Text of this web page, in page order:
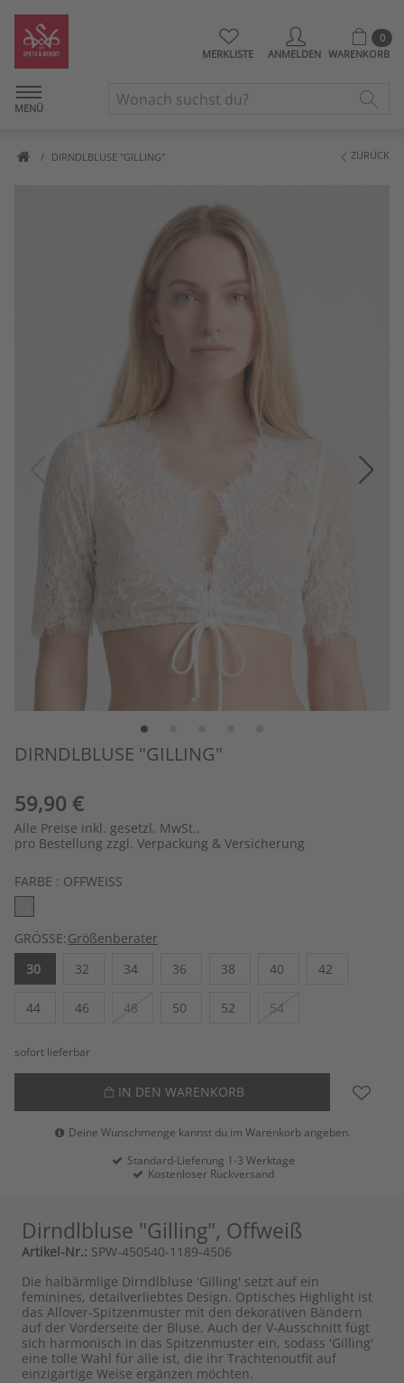
MERKLISTE ANMELDEN
0
WARENKORB
MENÜ
DIRNDLBLUSE "GILLING" ZURÜCK
Artikelbilder überspringen
DIRNDLBLUSE "GILLING"
59,90 €
Alle Preise inkl. gesetzl. MwSt.,
pro Bestellung zzgl. Verpackung & Versicherung
FARBE : OFFWEISS
GRÖSSE:Größenberater
30
32 34 36 38 40 42
44 46 48 50 52 54
sofort lieferbar
IN DEN WARENKORB
Deine Wunschmenge kannst du im Warenkorb angeben.
Standard-Lieferung 1-3 Werktage
Kostenloser Rückversand
Dirndlbluse "Gilling", Offweiß
Artikel-Nr.: SPW-450540-1189-4506
Die halbärmlige Dirndlbluse 'Gilling' setzt auf ein
feminines, detailverliebtes Design. Optisches Highlight ist
das Allover-Spitzenmuster mit den dekorativen Bändern
auf der Vorderseite der Bluse. Auch der V-Ausschnitt fügt
sich harmonisch in das Spitzenmuster ein, sodass 'Gilling'
eine tolle Wahl für alle ist, die ihr Trachtenoutfit auf
einzigartige Weise ergänzen möchten.